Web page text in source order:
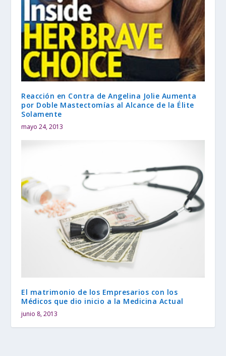
Reacción en Contra de Angelina Jolie Aumenta
por Doble Mastectomías al Alcance de la Élite
Solamente
mayo 24, 2013
El matrimonio de los Empresarios con los
Médicos que dio inicio a la Medicina Actual
junio 8, 2013